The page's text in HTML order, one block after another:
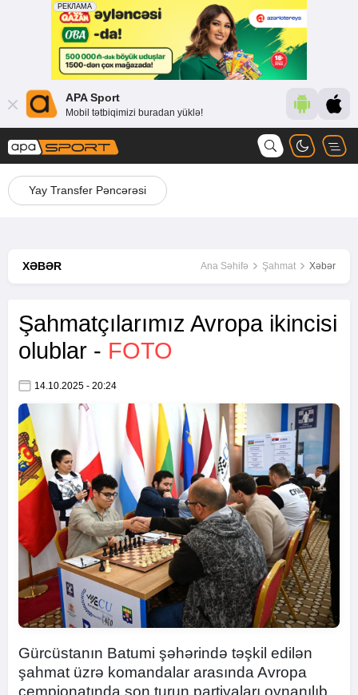
APA Sport
Mobil tətbiqimizi buradan yüklə!
Yay Transfer Pəncərəsi
XƏBƏR Ana Səhifə Şahmat Xəbər
Şahmatçılarımız Avropa ikincisi
olublar - FOTO
14.10.2025 - 20:24
Gürcüstanın Batumi şəhərində təşkil edilən
şahmat üzrə komandalar arasında Avropa
çempionatında son turun partiyaları oynanılıb.